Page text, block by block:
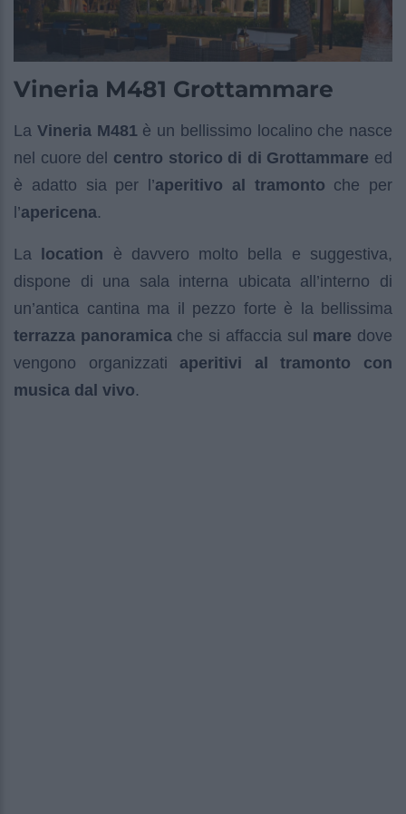
Vineria M481 Grottammare
La Vineria M481è un bellissimo localino che nasce
nel cuore del centro storico di di Grottammare ed
è adatto sia per l’aperitivo al tramonto che per
l’apericena.
La location è davvero molto bella e suggestiva,
dispone di una sala interna ubicata all’interno di
un’antica cantina ma il pezzo forte è la bellissima
terrazza panoramicache si affaccia sul mare dove
vengono organizzati aperitivi al tramonto con
musica dal vivo.